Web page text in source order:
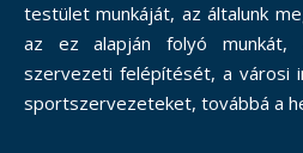
testület munkáját, az általunk
az ez alapján folyó munkát,
szervezeti felépítését, a városi
sportszervezeteket, továbbá a